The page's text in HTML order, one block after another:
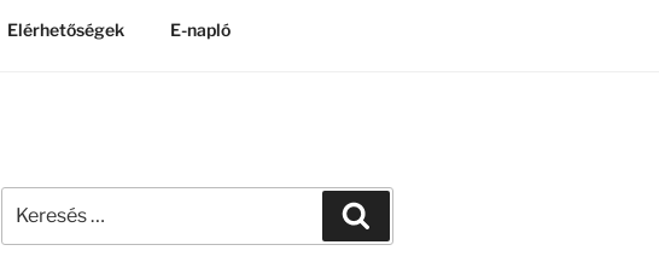
Elérhetőségek E-napló
következő